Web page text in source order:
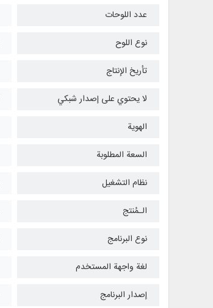
عدد اللوحات
نوع اللوح
تأريخ الإنتاج
لا يحتوي على إصدار شبكي
الهوية
السعة المطلوبة
نظام التشغیل
الـمُنتج
نوع البرنامج
لغة واجهة المستخدم
إصدار البرنامج